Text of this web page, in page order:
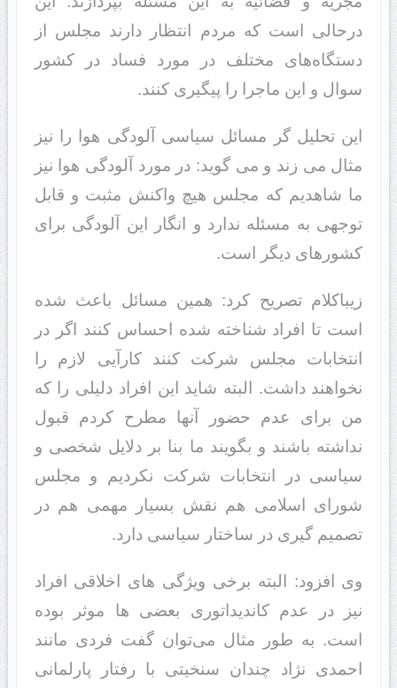
درحالی است که مردم انتظار دارند مجلس از
دستگاه‌های مختلف در مورد فساد در کشور
سوال و این ماجرا را پیگیری کنند.
این تحلیل گر مسائل سیاسی آلودگی هوا را نیز
مثال می زند و می گوید: در مورد آلودگی هوا نیز
ما شاهدیم که مجلس هیچ واکنش مثبت و قابل
توجهی به مسئله ندارد و انگار این آلودگی برای
کشورهای دیگر است.
زیباکلام تصریح کرد: همین مسائل باعث شده
است تا افراد شناخته شده احساس کنند اگر در
انتخابات مجلس شرکت کنند کارآیی لازم را
نخواهند داشت. البته شاید این افراد دلیلی را که
من برای عدم حضور آنها مطرح کردم قبول
نداشته باشند و بگویند ما بنا بر دلایل شخصی و
سیاسی در انتخابات شرکت نکردیم و مجلس
شورای اسلامی هم نقش بسیار مهمی هم در
تصمیم گیری در ساختار سیاسی دارد.
وی افزود: البته برخی ویژگی های اخلاقی افراد
نیز در عدم کاندیداتوری بعضی ها موثر بوده
است. به طور مثال می‌توان گفت فردی مانند
احمدی نژاد چندان سنخیتی با رفتار پارلمانی